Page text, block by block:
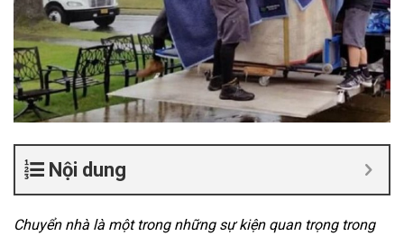
Nội dung
Chuyển nhà là một trong những sự kiện quan trọng trong